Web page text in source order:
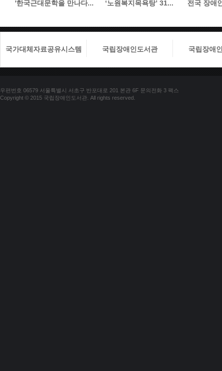
'한국근대문학을 만나다... ‘노원복지목욕탕’ 31... 전국 장애
국가대체자료공유시스템 국립장애인도서관 국립장애
우편번호 06579 서울특별시 서초구 반포대로 201 본관 6F 문의전화 3 팩스
Copyright © 2015 국립장애인도서관. All rights reserved.